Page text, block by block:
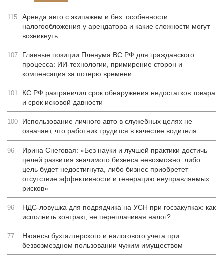
115
Аренда авто с экипажем и без: особенности
налогообложения у арендатора и какие сложности могут
возникнуть
107
Главные позиции Пленума ВС РФ для гражданского
процесса: ИИ-технологии, примирение сторон и
компенсация за потерю времени
101
КС РФ разграничил срок обнаружения недостатков товара
и срок исковой давности
100
Использование личного авто в служебных целях не
означает, что работник трудится в качестве водителя
96
Ирина Снеговая: «Без науки и лучшей практики достичь
целей развития значимого бизнеса невозможно: либо
цель будет недостигнута, либо бизнес приобретет
отсутствие эффективности и генерацию неуправляемых
рисков»
96
НДС-ловушка для подрядчика на УСН при госзакупках: как
исполнить контракт, не переплачивая налог?
77
Нюансы бухгалтерского и налогового учета при
безвозмездном пользовании чужим имуществом